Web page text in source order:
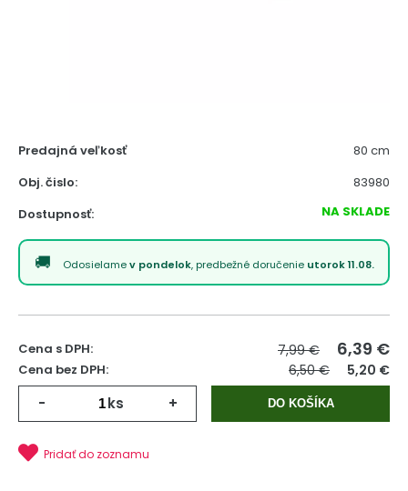
Predajná veľkosť
80 cm
Obj. čislo:
83980
Dostupnosť:
NA SKLADE
Odosielamev pondelok, predbežné doručenie utorok 11.08.
Cena s DPH: 7,99 € 6,39 €
Cena bez DPH: 6,50 € 5,20 €
- ks + DO KOŠÍKA
Pridať do zoznamu